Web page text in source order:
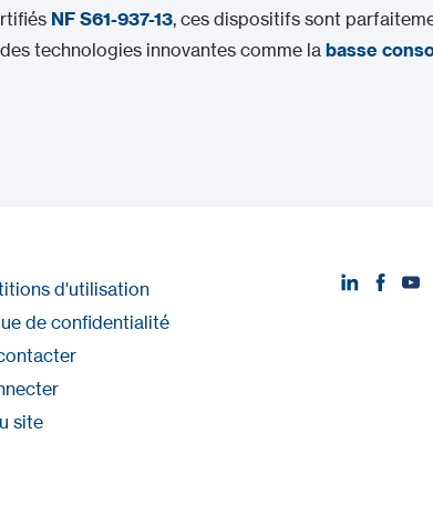
NF S61-937-13, ces dispositifs sont
technologies innovantes comme labasse
d'utilisation
de confidentialité
site